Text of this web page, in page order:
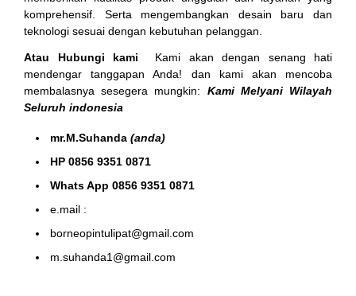
komprehensif. Serta mengembangkan desain baru dan
teknologi sesuai dengan kebutuhan pelanggan.
Atau Hubungi kami
Kami akan dengan senang hati
mendengar tanggapan Anda! dan kami akan mencoba
membalasnya sesegera mungkin: Kami Melyani Wilayah
Seluruh indonesia
mr.M.Suhanda (anda)
HP 0856 9351 0871
Whats App 0856 9351 0871
e.mail :
borneopintulipat@gmail.com
m.suhanda1@gmail.com